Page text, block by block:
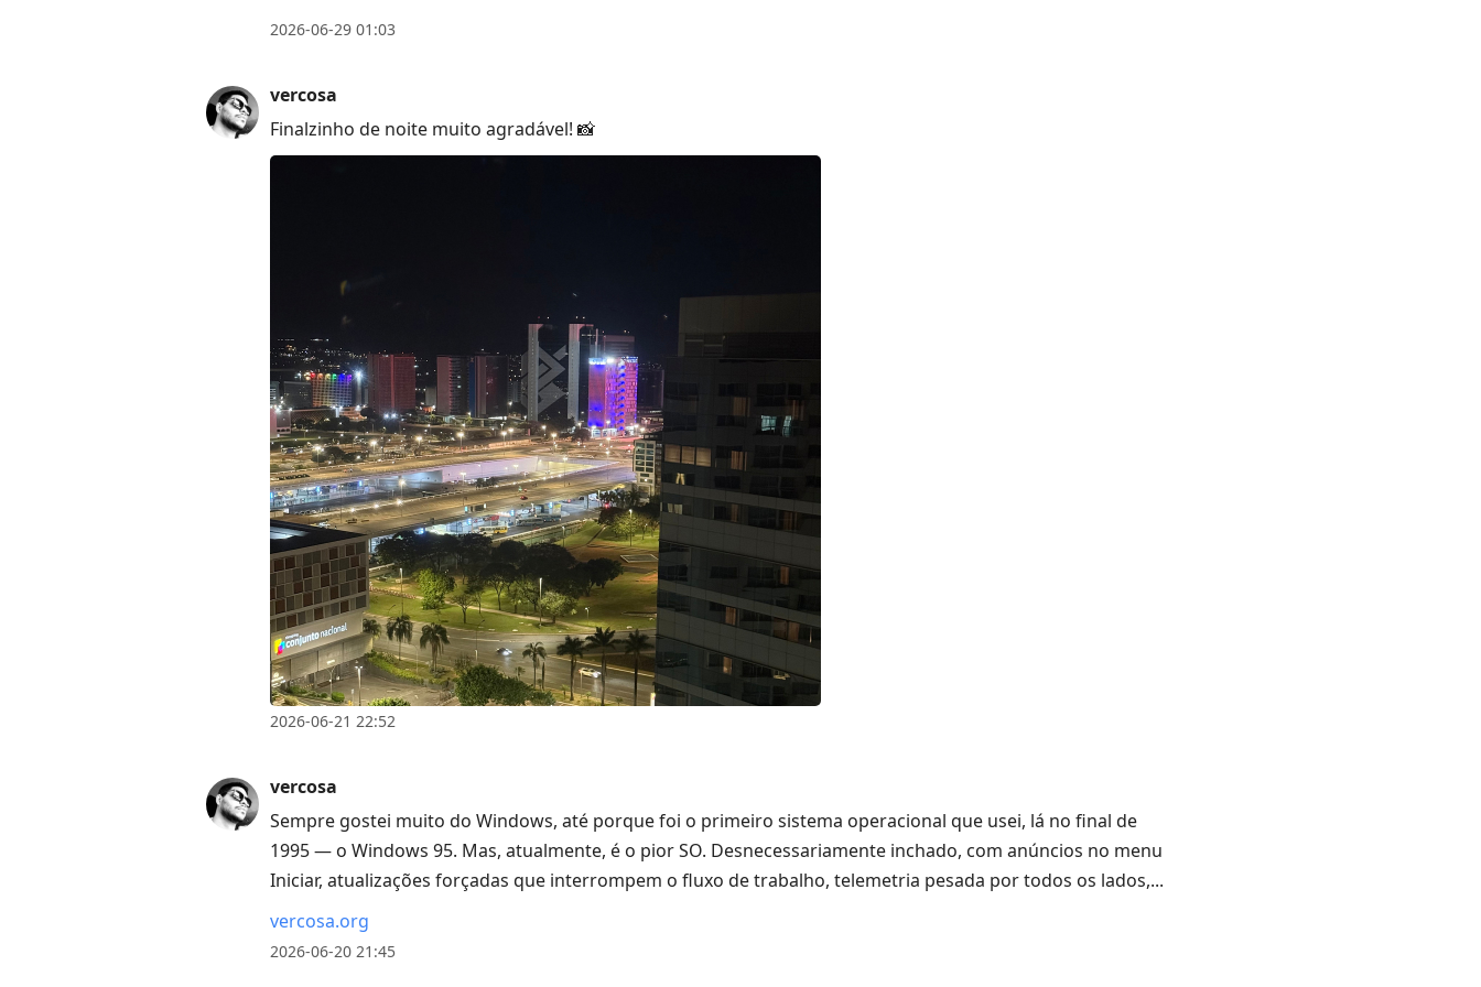
2026-06-29 01:03
vercosa
Finalzinho de noite muito agradável! 📸
2026-06-21 22:52
vercosa
Sempre gostei muito do Windows, até porque foi o primeiro sistema operacional que usei, lá no final de
1995 — o Windows 95. Mas, atualmente, é o pior SO. Desnecessariamente inchado, com anúncios no menu
Iniciar, atualizações forçadas que interrompem o fluxo de trabalho, telemetria pesada por todos os lados,...
vercosa.org
2026-06-20 21:45